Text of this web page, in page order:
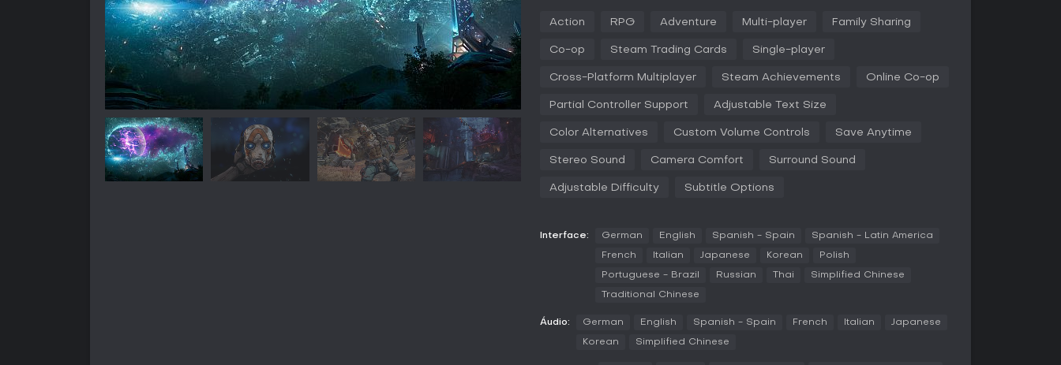
elementais ou invocar aliados em batalha. A progressão do personagem usa
ataques agressivos a setups defensivos. A exploração rola em uma hover bike
desertos e picos repletos de eventos dinâmicos e quests.
A integração de co-op mantém o equilíbrio em grupos via level scaling e
por loot. O foco está no grind recompensador por gear, com itens raros e
builds otimizadas impulsionando o progresso.
garante jogatina conjunta entre plataformas, embora os recursos online exijam
conexão à internet. O endgame inclui atividades semanais como o Big Encore
Boss com Directive-0, trazendo desafios escalados e recompensas generosas.
Contagious, Vampiric e Invisible, cada uma com reviravoltas únicas e gear
dificuldade dos inimigos para simular uma party completa, perfeito para solos
em busca de desafios intensos.
Action RPG Adventure Multi-player Family Sharing
Co-op Steam Trading Cards Single-player
Cross-Platform Multiplayer Steam Achievements Online Co-op
Partial Controller Support Adjustable Text Size
Color Alternatives Custom Volume Controls Save Anytime
Stereo Sound Camera Comfort Surround Sound
Adjustable Difficulty Subtitle Options
Interface: German English Spanish - Spain Spanish - Latin America
French Italian Japanese Korean Polish
Portuguese - Brazil Russian Thai Simplified Chinese
Traditional Chinese
Áudio: German English Spanish - Spain French Italian Japanese
Korean Simplified Chinese